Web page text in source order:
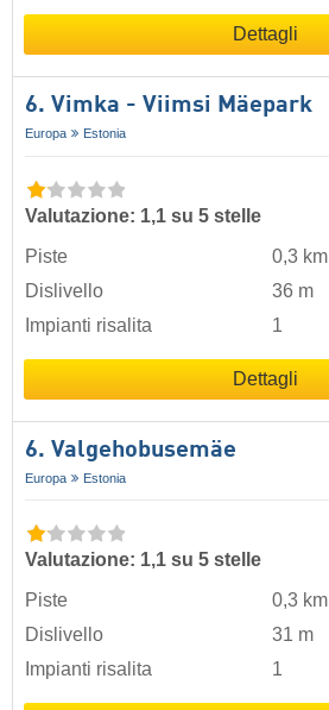
Dettagli
6. Vimka - Viimsi Mäepark
Europa Estonia
Valutazione: 1,1 su 5 stelle
Piste
0,3 km
Dislivello
36 m
Impianti risalita
1
Dettagli
6. Valgehobusemäe
Europa Estonia
Valutazione: 1,1 su 5 stelle
Piste
0,3 km
Dislivello
31 m
Impianti risalita
1